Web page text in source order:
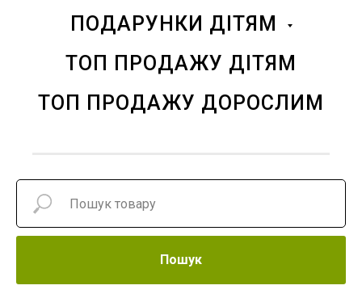
ПОДАРУНКИ ДІТЯМ
ТОП ПРОДАЖУ ДІТЯМ
ТОП ПРОДАЖУ ДОРОСЛИМ
Пошук